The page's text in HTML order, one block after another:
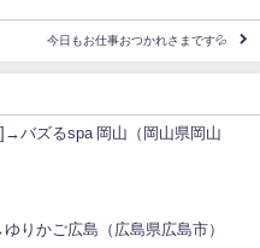
今日もお仕事おつかれさまです💦
バズるspa 岡山（岡山県岡山
りかご広島（広島県広島市）